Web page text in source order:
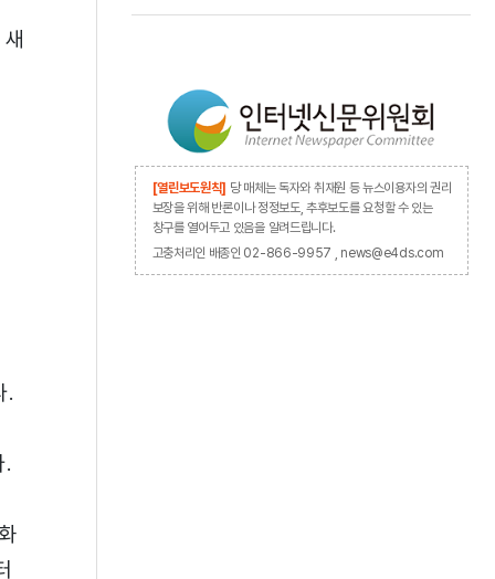
.
[열린보도원칙] 당 매체는 독자와 취재원 등 뉴스이용자의 권리
보장을 위해 반론이나 정정보도, 추후보도를 요청할 수 있는
창구를 열어두고 있음을 알려드립니다.
고충처리인 배종인 02-866-9957 , news@e4ds.com